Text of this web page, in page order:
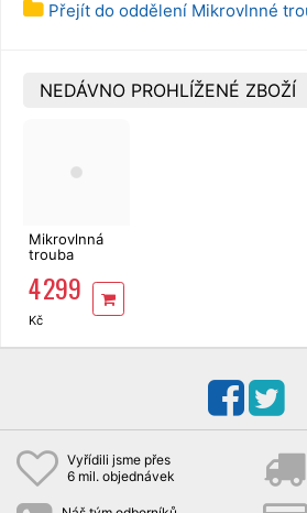
Přejít do oddělení Mikrovlnné
NEDÁVNO PROHLÍŽENÉ ZBOŽÍ
Mikrovlnná
trouba
SMW 6025BK
4 299
Kč
Vyřídili jsme přes
6 mil. objednávek